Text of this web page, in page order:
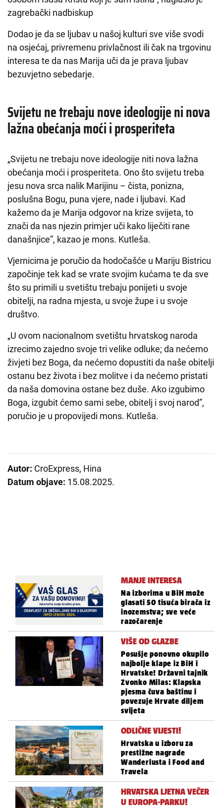
zagrebački nadbiskup
Dodao je da se ljubav u našoj kulturi sve više svodi
na osjećaj, privremenu privlačnost ili čak na trgovinu
interesa te da nas Marija uči da je prava ljubav
bezuvjetno sebedarje.
Svijetu ne trebaju nove ideologije ni nova
lažna obećanja moći i prosperiteta
„Svijetu ne trebaju nove ideologije niti nova lažna
obećanja moći i prosperiteta. Ono što svijetu treba
jesu nova srca nalik Marijinu – čista, ponizna,
poslušna Bogu, puna vjere, nade i ljubavi. Kad
kažemo da je Marija odgovor na krize svijeta, to
znači da nas njezin primjer uči kako liječiti rane
današnjice”, kazao je mons. Kutleša.
Vjernicima je poručio da hodočašće u Mariju Bistricu
započinje tek kad se vrate svojim kućama te da sve
što su primili u svetištu trebaju ponijeti u svoje
obitelji, na radna mjesta, u svoje župe i u svoje
društvo.
„U ovom nacionalnom svetištu hrvatskog naroda
izrecimo zajedno svoje tri velike odluke; da nećemo
živjeti bez Boga, da nećemo dopustiti da naše obitelji
ostanu bez života i bez molitve i da nećemo pristati
da naša domovina ostane bez duše. Ako izgubimo
Boga, izgubit ćemo sami sebe, obitelj i svoj narod”,
poručio je u propovijedi mons. Kutleša.
Autor: CroExpress, Hina
Datum objave: 15.08.2025.
MANJE INTERESA
Na izborima u BiH može
glasati 50 tisuća birača iz
inozemstva; sve veće
razočarenje
VIŠE OD GLAZBE
Posušje ponovno okupilo
najbolje klape iz BiH i
Hrvatske! Državni tajnik
Zvonko Milas: Klapska
pjesma čuva baštinu i
povezuje Hrvate diljem
svijeta
ODLIČNE VIJESTI!
Hrvatska u izboru za
prestižne nagrade
Wanderlusta i Food and
Travela
HRVATSKA LJETNA VEČER
U EUROPA-PARKU!